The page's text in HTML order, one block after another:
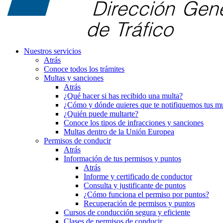
Nuestros servicios
Atrás
Conoce todos los trámites
Multas y sanciones
Atrás
¿Qué hacer si has recibido una multa?
¿Cómo y dónde quieres que te notifiquemos tus
¿Quién puede multarte?
Conoce los tipos de infracciones y sanciones
Multas dentro de la Unión Europea
Permisos de conducir
Atrás
Información de tus permisos y puntos
Atrás
Informe y certificado de conductor
Consulta y justificante de puntos
¿Cómo funciona el permiso por puntos?
Recuperación de permisos y puntos
Cursos de conducción segura y eficiente